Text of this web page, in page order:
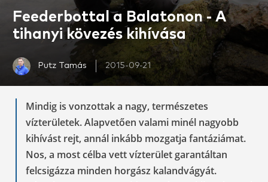
Feederbottal a Balatonon - A
tihanyi kövezés kihívása
Putz Tamás 2015-09-21
Mindig is vonzottak a nagy, természetes
vízterületek. Alapvetően valami minél nagyobb
kihívást rejt, annál inkább mozgatja fantáziámat.
Nos, a most célba vett vízterület garantáltan
felcsigázza minden horgász kalandvágyát.